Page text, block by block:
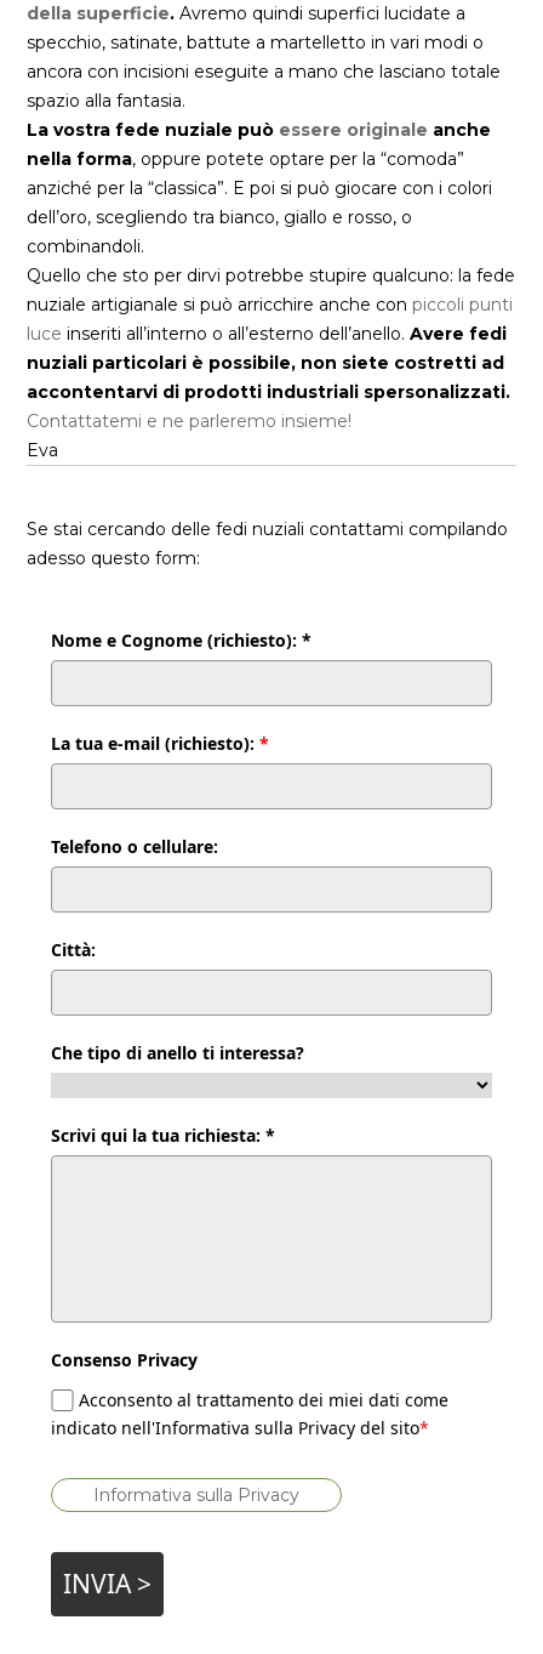
della superficie. Avremo quindi superfici lucidate a
specchio, satinate, battute a martelletto in vari modi o
ancora con incisioni eseguite a mano che lasciano totale
spazio alla fantasia.
La vostra fede nuziale può essere originale anche
nella forma, oppure potete optare per la “comoda”
anziché per la “classica”. E poi si può giocare con i colori
dell’oro, scegliendo tra bianco, giallo e rosso, o
combinandoli.
Quello che sto per dirvi potrebbe stupire qualcuno: la fede
nuziale artigianale si può arricchire anche con piccoli punti
luce inseriti all’interno o all’esterno dell’anello.Avere fedi
nuziali particolari è possibile, non siete costretti ad
accontentarvi di prodotti industriali spersonalizzati.
Contattatemi e ne parleremo insieme!
Eva
Se stai cercando delle fedi nuziali contattami compilando
adesso questo form:
Nome e Cognome (richiesto): *
La tua e-mail (richiesto):*
Telefono o cellulare:
Città:
Che tipo di anello ti interessa?
Scrivi qui la tua richiesta: *
Consenso Privacy
Acconsento al trattamento dei miei dati come
indicato nell'Informativa sulla Privacy del sito*
Informativa sulla Privacy
INVIA >